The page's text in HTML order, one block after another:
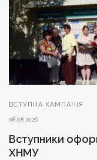
ВСТУПНА КАМПАНІЯ
08.08.2026
Вступники
ХНМУ